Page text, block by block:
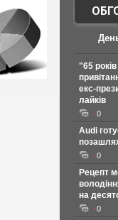
"65
екс-
лайків
0
Audi
0
Рецепт
на
0